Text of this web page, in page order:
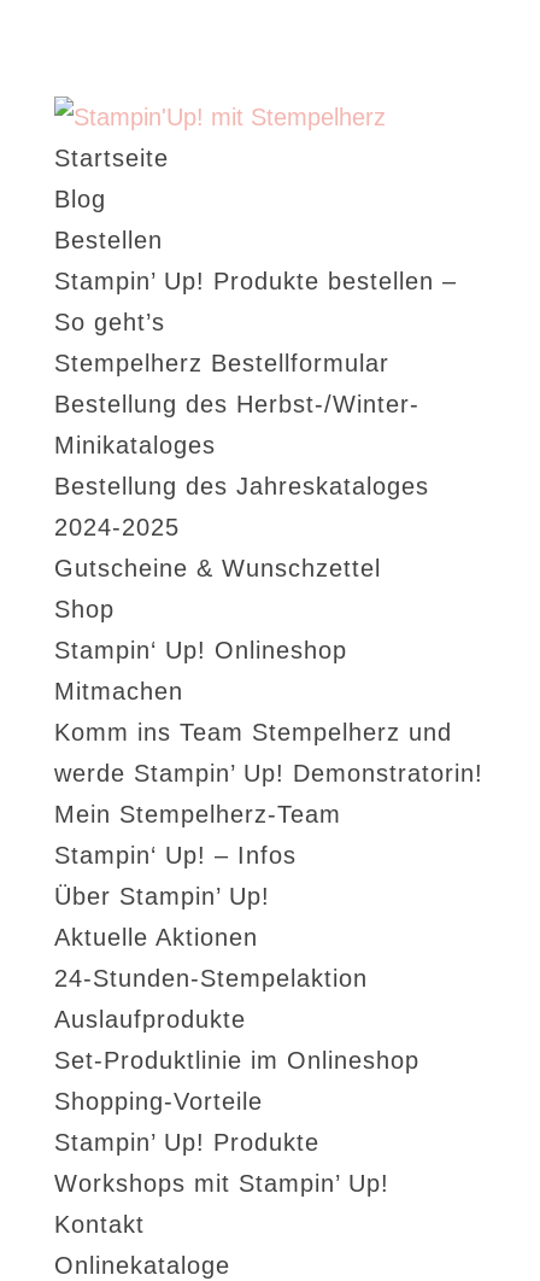
Startseite
Blog
Bestellen
Stampin’ Up! Produkte bestellen –
So geht’s
Stempelherz Bestellformular
Bestellung des Herbst-/Winter-
Minikataloges
Bestellung des Jahreskataloges
2024-2025
Gutscheine & Wunschzettel
Shop
Stampin‘ Up! Onlineshop
Mitmachen
Komm ins Team Stempelherz und
werde Stampin’ Up! Demonstratorin!
Mein Stempelherz-Team
Stampin‘ Up! – Infos
Über Stampin’ Up!
Aktuelle Aktionen
24-Stunden-Stempelaktion
Auslaufprodukte
Set-Produktlinie im Onlineshop
Shopping-Vorteile
Stampin’ Up! Produkte
Workshops mit Stampin’ Up!
Kontakt
Onlinekataloge